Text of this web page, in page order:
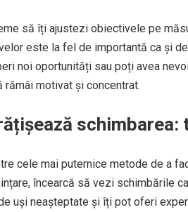
să îți ajustezi obiectivele pe
este la fel de importantă ca și
noi oportunități sau poți avea
rămâi motivat și concentrat.
cele mai puternice metode de a
încearcă să vezi schimbările
uși neașteptate și îți pot oferi